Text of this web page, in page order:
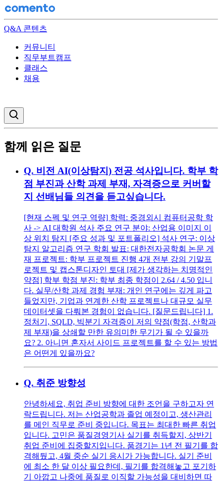
Q&A 콘텐츠
커뮤니티
직무부트캠프
클래스
채용
함께 읽은 질문
Q. 비전 AI(이상탐지) 전공 석사입니다. 학부 학
점 부진과 산학 과제 부재, 자격증으로 커버할
지 선배님들 의견을 듣고싶습니다.
[현재 스펙 및 연구 역량] 학력: 중경외시 컴퓨터공학 학
사 -> AI 대학원 석사 주요 연구 분야: 산업용 이미지 이
상 위치 탐지 [주요 성과 및 포트폴리오] 석사 연구: 이상
탐지 알고리즘 연구 학회 발표: 대한전자공학회 논문 게
재 프로젝트: 학부 프로젝트 진행 4개 전부 강의 기말프
로젝트 및 캡스톤디자인 토대 [제가 생각하는 치명적인
약점] 학부 학점 부진: 학부 최종 학점이 2.64 / 4.50 입니
다. 실무/산학 과제 경험 부재: 개인 연구에는 깊게 파고
들었지만, 기업과 연계한 산학 프로젝트나 대규모 실무
데이터셋을 다뤄본 경험이 없습니다. [질문드립니다] 1.
정처기, SQLD, 빅분기 자격증이 저의 약점(학점, 산학과
제 부재)을 상쇄할 만한 유의미한 무기가 될 수 있을까
요? 2. 아니면 혼자서 사이드 프로젝트를 할 수 있는 방법
은 어떤게 있을까요?
Q. 취준 방향성
안녕하세요, 취업 준비 방향에 대한 조언을 구하고자 연
락드립니다. 저는 산업공학과 졸업 예정이고, 생산관리
를 메인 직무로 준비 중입니다. 목표는 최대한 빠른 취업
입니다. 고민은 품질경영기사 실기를 취득할지, 상반기
취업 준비에 집중할지입니다. 품경기는 1년 전 필기를 합
격해뒀고, 4월 중순 실기 응시가 가능합니다. 실기 준비
에 최소 한 달 이상 필요한데, 필기를 합격해놓고 포기하
기 아깝고 나중에 품질로 이직할 가능성을 대비하면 따